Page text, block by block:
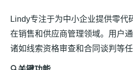
Lindy专注于为中小企业提供零代
在销售和供应商管理领域。用户
诸如线索资格审查和合同谈判等任